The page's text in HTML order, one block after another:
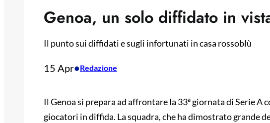
Genoa, un solo diffidato in
Il punto sui diffidati e sugli infortunati in casa rossoblù
15 Apr•Redazione
Il Genoa si prepara ad affrontare la 33ª giornata di Serie A
giocatori in diffida. La squadra, che ha dimostrato grande